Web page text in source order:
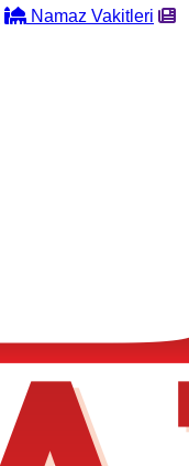
Namaz Vakitleri